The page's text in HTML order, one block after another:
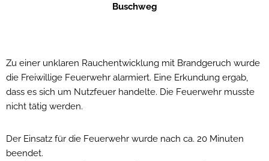
Buschweg
Zu einer unklaren Rauchentwicklung mit Brandgeruch wurde
die Freiwillige Feuerwehr alarmiert. Eine Erkundung ergab,
dass es sich um Nutzfeuer handelte. Die Feuerwehr musste
nicht tätig werden.
Der Einsatz für die Feuerwehr wurde nach ca. 20 Minuten
beendet.